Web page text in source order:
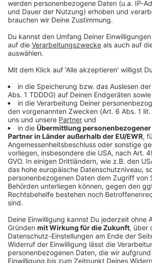
DAS KÖNNTE DICH AUCH
Das sagt Bayern-Star Oberdorf zu ihren
Lena Oberdorf trainiert wieder mit
– aber ganz ans Limit geht sie noch
Comeback rückt näher. Sie verrät,